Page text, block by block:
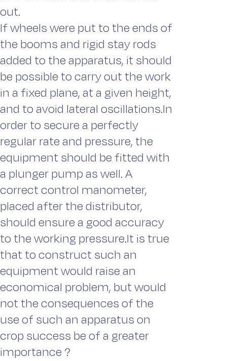
out.
If wheels were put to the ends of
the booms and rigid stay rods
added to the apparatus, it should
be possible to carry out the work
in a fixed plane, at a given height,
and to avoid lateral oscillations.In
order to secure a perfectly
regular rate and pressure, the
equipment should be fitted with
a plunger pump as well. A
correct control manometer,
placed after the distributor,
should ensure a good accuracy
to the working pressure.It is true
that to construct such an
equipment would raise an
economical problem, but would
not the consequences of the
use of such an apparatus on
crop success be of a greater
importance ?